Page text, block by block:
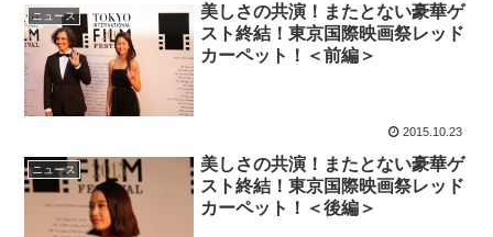
ニュース
美しさの共演！またとない豪華ゲ
スト終結！東京国際映画祭レッド
カーペット！＜前編＞
2015.10.23
ニュース
美しさの共演！またとない豪華ゲ
スト終結！東京国際映画祭レッド
カーペット！＜後編＞